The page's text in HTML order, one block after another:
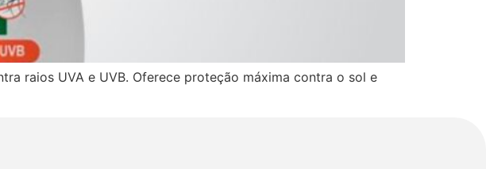
raios UVA e UVB. Oferece proteção máxima contra o sol e